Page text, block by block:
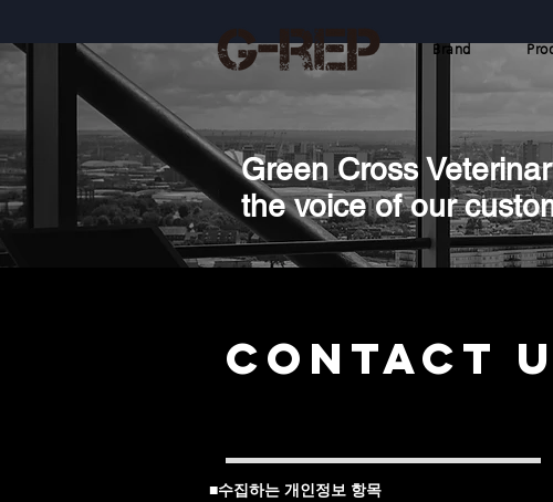
Brand
Green Cross
the voice of our
Contact
■수집하는 개인정보 항목